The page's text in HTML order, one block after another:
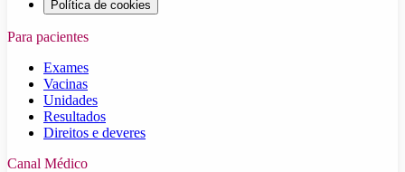
Política de cookies
Para pacientes
Exames
Vacinas
Unidades
Resultados
Direitos e deveres
Canal Médico